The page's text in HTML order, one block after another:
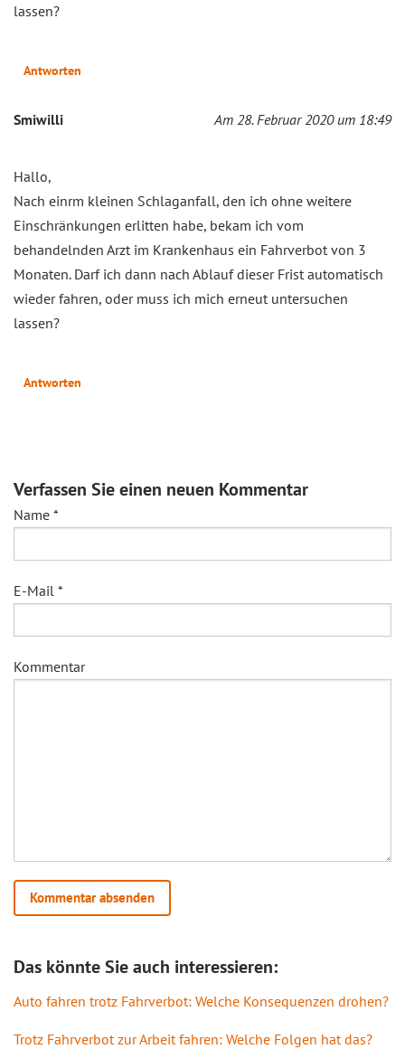
lassen?
Antworten
Smiwilli Am 28. Februar 2020 um 18:49
Hallo,
Nach einrm kleinen Schlaganfall, den ich ohne weitere
Einschränkungen erlitten habe, bekam ich vom
behandelnden Arzt im Krankenhaus ein Fahrverbot von 3
Monaten. Darf ich dann nach Ablauf dieser Frist automatisch
wieder fahren, oder muss ich mich erneut untersuchen
lassen?
Antworten
Verfassen Sie einen neuen Kommentar
Name *
E-Mail *
Kommentar
Das könnte Sie auch interessieren:
Auto fahren trotz Fahrverbot: Welche Konsequenzen drohen?
Trotz Fahrverbot zur Arbeit fahren: Welche Folgen hat das?